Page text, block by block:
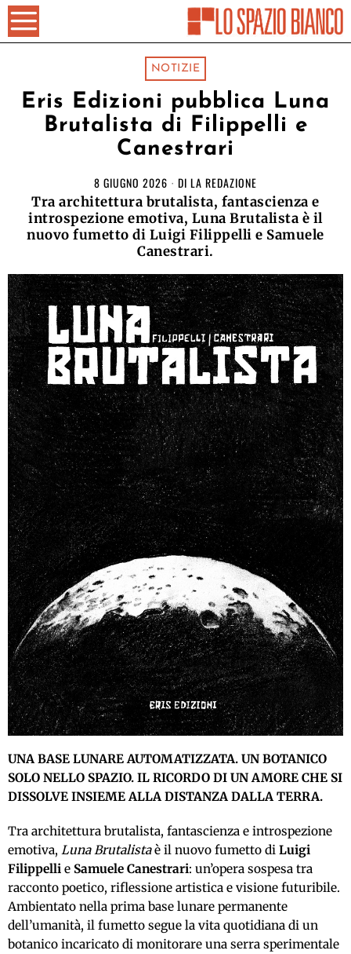
NOTIZIE
Eris Edizioni pubblica Luna
Brutalista di Filippelli e
Canestrari
8 GIUGNO 2026 DI LA REDAZIONE
Tra architettura brutalista, fantascienza e
introspezione emotiva, Luna Brutalista è il
nuovo fumetto di Luigi Filippelli e Samuele
Canestrari.
UNA BASE LUNARE AUTOMATIZZATA. UN BOTANICO
SOLO NELLO SPAZIO. IL RICORDO DI UN AMORE CHE SI
DISSOLVE INSIEME ALLA DISTANZA DALLA TERRA.
Tra architettura brutalista, fantascienza e introspezione
emotiva, Luna Brutalistaè il nuovo fumetto di Luigi
Filippelli e Samuele Canestrari: un’opera sospesa tra
racconto poetico, riflessione artistica e visione futuribile.
Ambientato nella prima base lunare permanente
dell’umanità, il fumetto segue la vita quotidiana di un
botanico incaricato di monitorare una serra sperimentale